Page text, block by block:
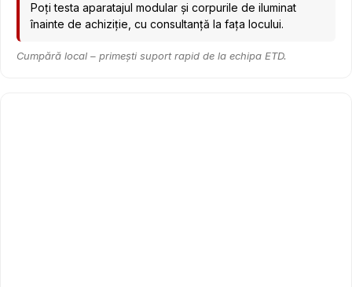
Poți testa aparatajul modular și corpurile de iluminat
înainte de achiziție, cu consultanță la fața locului.
Cumpără local – primești suport rapid de la echipa ETD.